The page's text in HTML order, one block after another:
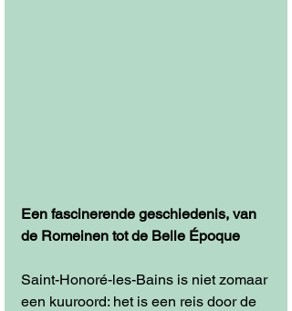
Een fascinerende geschiedenis, van
de Romeinen tot de Belle Époque
Saint-Honoré-les-Bains is niet zomaar
een kuuroord: het is een reis door de